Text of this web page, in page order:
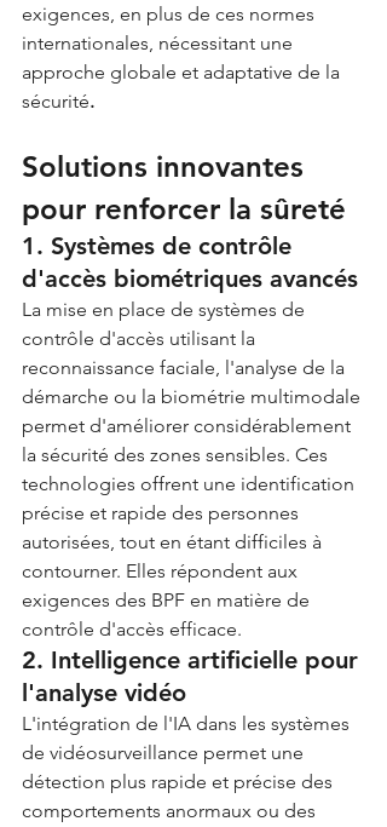
exigences, en plus de ces normes
internationales, nécessitant une
approche globale et adaptative de la
sécurité.
Solutions innovantes
pour renforcer la sûreté
1. Systèmes de contrôle
d'accès biométriques avancés
La mise en place de systèmes de
contrôle d'accès utilisant la
reconnaissance faciale, l'analyse de la
démarche ou la biométrie multimodale
permet d'améliorer considérablement
la sécurité des zones sensibles. Ces
technologies offrent une identification
précise et rapide des personnes
autorisées, tout en étant difficiles à
contourner. Elles répondent aux
exigences des BPF en matière de
contrôle d'accès efficace.
2. Intelligence artificielle pour
l'analyse vidéo
L'intégration de l'IA dans les systèmes
de vidéosurveillance permet une
détection plus rapide et précise des
comportements anormaux ou des